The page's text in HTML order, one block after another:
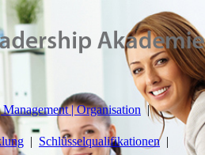
| Organisation
Schlüsselqualifikationen